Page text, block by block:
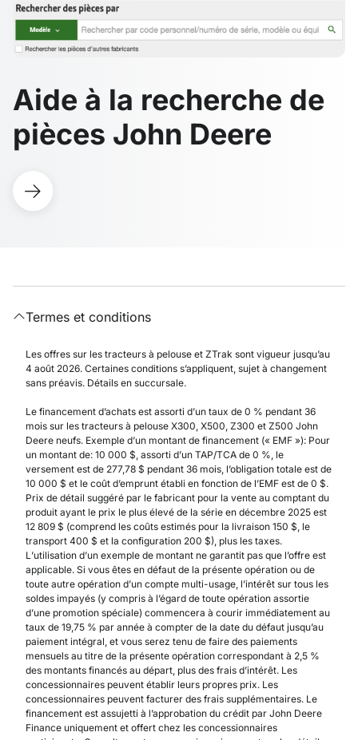
Aide à la recherche de
pièces John Deere
Termes et conditions
Les offres sur les tracteurs à pelouse et ZTrak sont vigueur jusqu’au
4 août 2026. Certaines conditions s’appliquent, sujet à changement
sans préavis. Détails en succursale.
Le financement d’achats est assorti d’un taux de 0 % pendant 36
mois sur les tracteurs à pelouse X300, X500, Z300 et Z500 John
Deere neufs. Exemple d’un montant de financement (« EMF »): Pour
un montant de: 10 000 $, assorti d’un TAP/TCA de 0 %, le
versement est de 277,78 $ pendant 36 mois, l’obligation totale est de
10 000 $ et le coût d’emprunt établi en fonction de l’EMF est de 0 $.
Prix de détail suggéré par le fabricant pour la vente au comptant du
produit ayant le prix le plus élevé de la série en décembre 2025 est
12 809 $ (comprend les coûts estimés pour la livraison 150 $, le
transport 400 $ et la configuration 200 $), plus les taxes.
L’utilisation d’un exemple de montant ne garantit pas que l’offre est
applicable. Si vous êtes en défaut de la présente opération ou de
toute autre opération d’un compte multi-usage, l’intérêt sur tous les
soldes impayés (y compris à l’égard de toute opération assortie
d’une promotion spéciale) commencera à courir immédiatement au
taux de 19,75 % par année à compter de la date du défaut jusqu’au
paiement intégral, et vous serez tenu de faire des paiements
mensuels au titre de la présente opération correspondant à 2,5 %
des montants financés au départ, plus des frais d’intérêt. Les
concessionnaires peuvent établir leurs propres prix. Les
concessionnaires peuvent facturer des frais supplémentaires. Le
financement est assujetti à l’approbation du crédit par John Deere
Finance uniquement et offert chez les concessionnaires